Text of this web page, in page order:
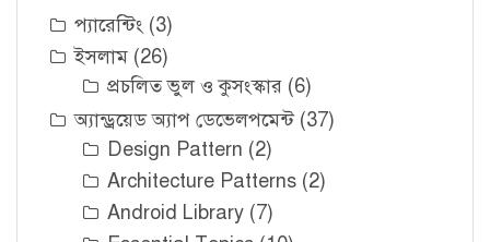
প্যারেন্টিং (3)
ইসলাম (26)
প্রচলিত ভুল ও কুসংস্কার (6)
অ্যান্ড্রয়েড অ্যাপ ডেভেলপমেন্ট(37)
Design Pattern (2)
Architecture Patterns (2)
Android Library (7)